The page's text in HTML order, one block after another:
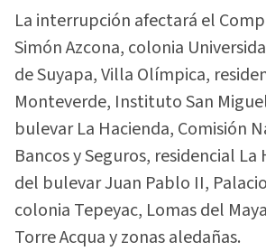
La interrupción afectará el
Simón Azcona, colonia
de Suyapa, Villa Olímpica,
Monteverde, Instituto San
bulevar La Hacienda, Comisión
Bancos y Seguros, residencial
del bulevar Juan Pablo II,
colonia Tepeyac, Lomas del
Torre Acqua y zonas aledañas.